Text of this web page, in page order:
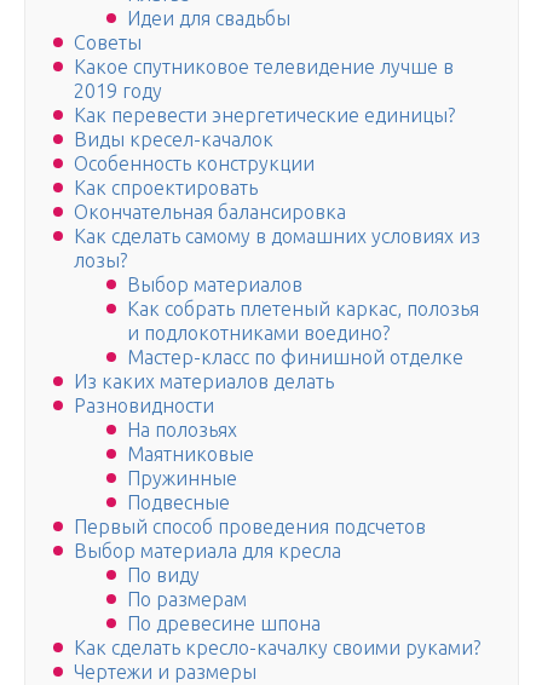
Идеи для свадьбы
Советы
Какое спутниковое телевидение лучше в
2019 году
Как перевести энергетические единицы?
Виды кресел-качалок
Особенность конструкции
Как спроектировать
Окончательная балансировка
Как сделать самому в домашних условиях из
лозы?
Выбор материалов
Как собрать плетеный каркас, полозья
и подлокотниками воедино?
Мастер-класс по финишной отделке
Из каких материалов делать
Разновидности
На полозьях
Маятниковые
Пружинные
Подвесные
Первый способ проведения подсчетов
Выбор материала для кресла
По виду
По размерам
По древесине шпона
Как сделать кресло-качалку своими руками?
Чертежи и размеры